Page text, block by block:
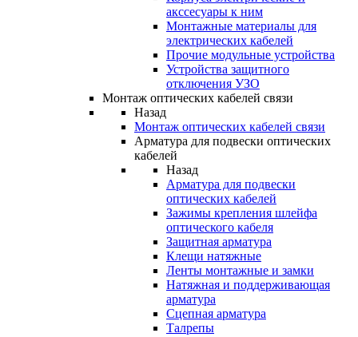
акссесуары к ним
Монтажные материалы для
электрических кабелей
Прочие модульные устройства
Устройства защитного
отключения УЗО
Монтаж оптических кабелей связи
Назад
Монтаж оптических кабелей связи
Арматура для подвески оптических
кабелей
Назад
Арматура для подвески
оптических кабелей
Зажимы крепления шлейфа
оптического кабеля
Защитная арматура
Клещи натяжные
Ленты монтажные и замки
Натяжная и поддерживающая
арматура
Сцепная арматура
Талрепы